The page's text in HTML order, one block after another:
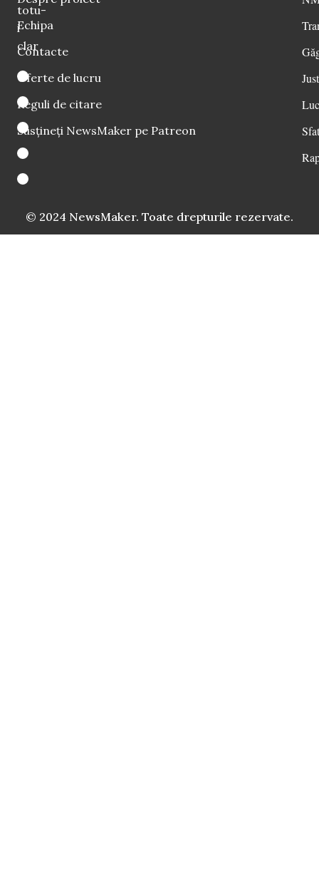
totu-
i
clar
Echipa
Contacte
Oferte de lucru
Reguli de citare
Susțineți NewsMaker pe Patreon
© 2024 NewsMaker. Toate drepturile rezervate.